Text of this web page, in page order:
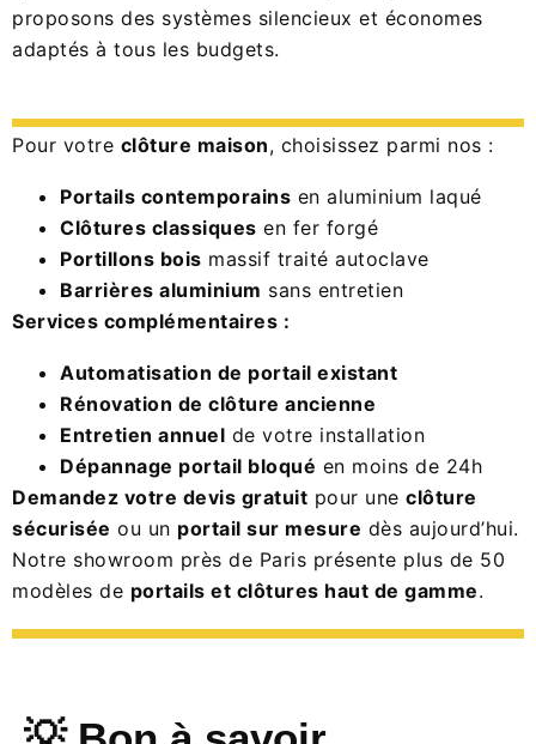
proposons des systèmes silencieux et économes
adaptés à tous les budgets.
Pour votre clôture maison, choisissez parmi nos :
Portails contemporains en aluminium laqué
Clôtures classiques en fer forgé
Portillons bois massif traité autoclave
Barrières aluminium sans entretien
Services complémentaires :
Automatisation de portail existant
Rénovation de clôture ancienne
Entretien annuel de votre installation
Dépannage portail bloqué en moins de 24h
Demandez votre devis gratuit pour une clôture
sécurisée ou un portail sur mesure dès aujourd’hui.
Notre showroom près de Paris présente plus de 50
modèles de portails et clôtures haut de gamme.